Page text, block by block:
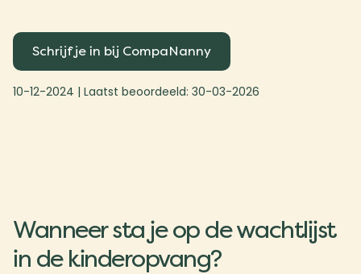
Schrijf je in bij CompaNanny
10-12-2024 | Laatst beoordeeld: 30-03-2026
Wanneer sta je op de wachtlijst
in de kinderopvang?